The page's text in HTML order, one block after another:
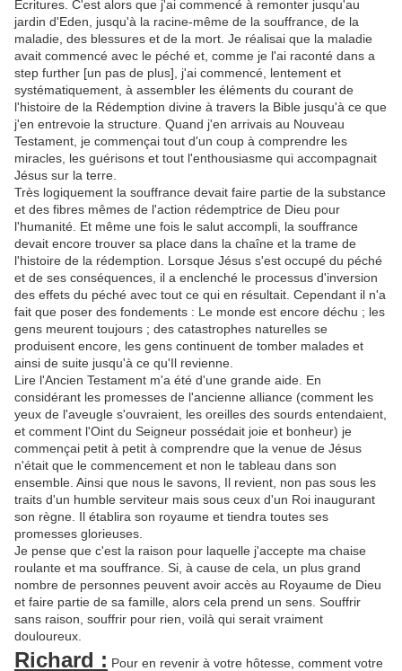
Ecritures. C'est alors que j'ai commencé à remonter jusqu'au
jardin d'Eden, jusqu'à la racine-même de la souffrance, de la
maladie, des blessures et de la mort. Je réalisai que la maladie
avait commencé avec le péché et, comme je l'ai raconté dans a
step further [un pas de plus], j'ai commencé, lentement et
systématiquement, à assembler les éléments du courant de
l'histoire de la Rédemption divine à travers la Bible jusqu'à ce que
j'en entrevoie la structure. Quand j'en arrivais au Nouveau
Testament, je commençai tout d'un coup à comprendre les
miracles, les guérisons et tout l'enthousiasme qui accompagnait
Jésus sur la terre.
Très logiquement la souffrance devait faire partie de la substance
et des fibres mêmes de l'action rédemptrice de Dieu pour
l'humanité. Et même une fois le salut accompli, la souffrance
devait encore trouver sa place dans la chaîne et la trame de
l'histoire de la rédemption. Lorsque Jésus s'est occupé du péché
et de ses conséquences, il a enclenché le processus d'inversion
des effets du péché avec tout ce qui en résultait. Cependant il n'a
fait que poser des fondements : Le monde est encore déchu ; les
gens meurent toujours ; des catastrophes naturelles se
produisent encore, les gens continuent de tomber malades et
ainsi de suite jusqu'à ce qu'Il revienne.
Lire l'Ancien Testament m'a été d'une grande aide. En
considérant les promesses de l'ancienne alliance (comment les
yeux de l'aveugle s'ouvraient, les oreilles des sourds entendaient,
et comment l'Oint du Seigneur possédait joie et bonheur) je
commençai petit à petit à comprendre que la venue de Jésus
n'était que le commencement et non le tableau dans son
ensemble. Ainsi que nous le savons, Il revient, non pas sous les
traits d'un humble serviteur mais sous ceux d'un Roi inaugurant
son règne. Il établira son royaume et tiendra toutes ses
promesses glorieuses.
Je pense que c'est la raison pour laquelle j'accepte ma chaise
roulante et ma souffrance. Si, à cause de cela, un plus grand
nombre de personnes peuvent avoir accès au Royaume de Dieu
et faire partie de sa famille, alors cela prend un sens. Souffrir
sans raison, souffrir pour rien, voilà qui serait vraiment
douloureux.
Richard : Pour en revenir à votre hôtesse, comment votre